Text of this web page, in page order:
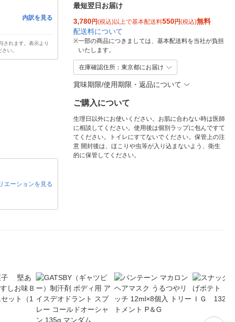
内訳を見る
されます。表示より
い。
エーションを見る
最短翌日お届け
3,780円(税込)以上で基本配送料550円(税込)無料
配送料について
※一部の商品につきましては、基本配送料を当社が負担
いたします。
在庫確認住所：東京都にお届け
賞味期限/使用期限・返品について
ご購入について
生理日以外にお使いください。お肌に合わない時は医師
に相談してください。使用後は個別ラップに包んですて
てください。トイレにすてないでください。保管上の注
意 開封後は、ほこりや虫等が入り込まないよう、衛生
的に保管してください。